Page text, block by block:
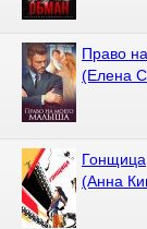
Право
(Елена
Гонщица
(Анна